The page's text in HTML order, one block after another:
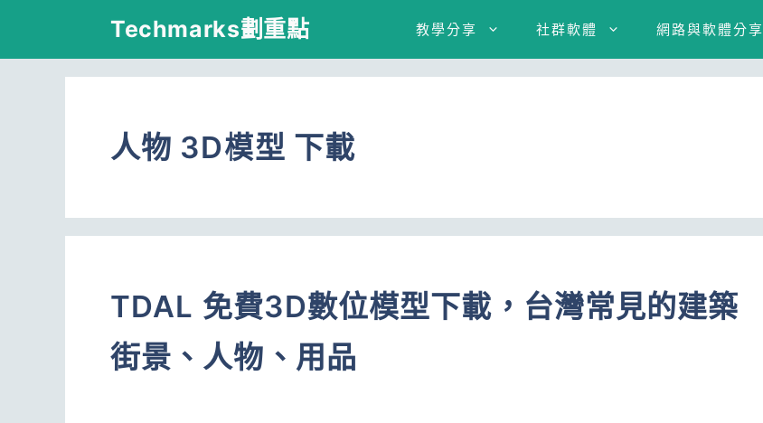
Techmarks劃重點 教學分享 社群軟體 網路與軟體分享
人物 3D模型 下載
TDAL 免費3D數位模型下載，台灣常見的建築
街景、人物、用品